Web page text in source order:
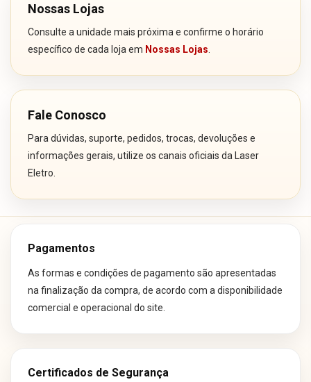
Nossas Lojas
Consulte a unidade mais próxima e confirme o horário
específico de cada loja em Nossas Lojas
Fale Conosco
Para dúvidas, suporte, pedidos, trocas, devoluções e
informações gerais, utilize os canais oficiais da Laser
Eletro.
Pagamentos
As formas e condições de pagamento são apresentadas
na finalização da compra, de acordo com a disponibilidade
comercial e operacional do site.
Certificados de Segurança